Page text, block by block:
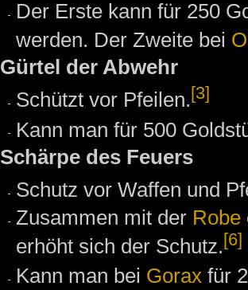
Der Erste kann für 250
werden. Der Zweite bei
Gürtel der Abwehr
Schützt vor Pfeilen. [3]
Kann man für 500
Schärpe des Feuers
Schutz vor Waffen und
Zusammen mit der Robe
erhöht sich der Schutz.[6]
Kann man bei Gorax für